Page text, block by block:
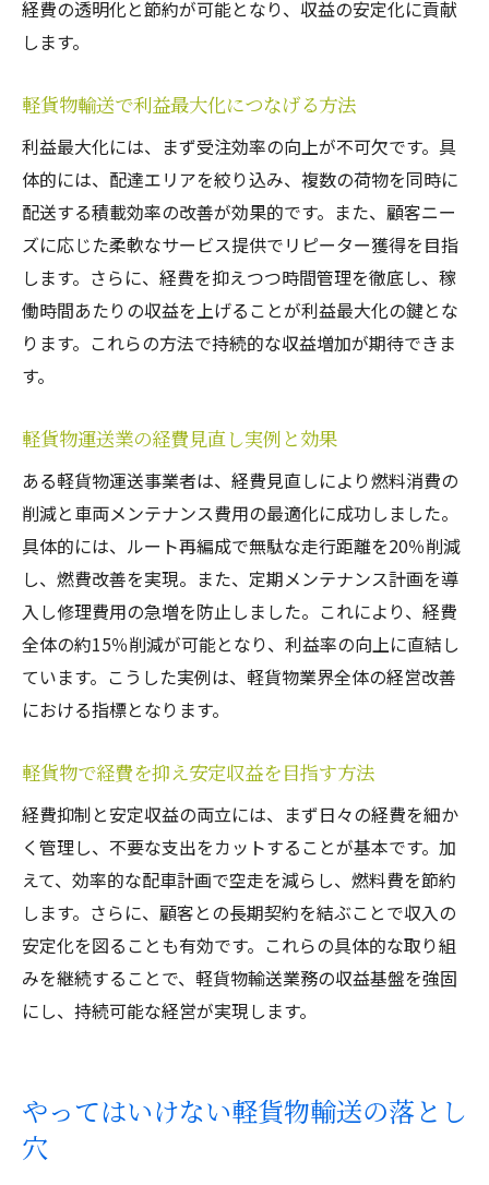
経費の透明化と節約が可能となり、収益の安定化に貢献
します。
軽貨物輸送で利益最大化につなげる方法
利益最大化には、まず受注効率の向上が不可欠です。具
体的には、配達エリアを絞り込み、複数の荷物を同時に
配送する積載効率の改善が効果的です。また、顧客ニー
ズに応じた柔軟なサービス提供でリピーター獲得を目指
します。さらに、経費を抑えつつ時間管理を徹底し、稼
働時間あたりの収益を上げることが利益最大化の鍵とな
ります。これらの方法で持続的な収益増加が期待できま
す。
軽貨物運送業の経費見直し実例と効果
ある軽貨物運送事業者は、経費見直しにより燃料消費の
削減と車両メンテナンス費用の最適化に成功しました。
具体的には、ルート再編成で無駄な走行距離を20％削減
し、燃費改善を実現。また、定期メンテナンス計画を導
入し修理費用の急増を防止しました。これにより、経費
全体の約15％削減が可能となり、利益率の向上に直結し
ています。こうした実例は、軽貨物業界全体の経営改善
における指標となります。
軽貨物で経費を抑え安定収益を目指す方法
経費抑制と安定収益の両立には、まず日々の経費を細か
く管理し、不要な支出をカットすることが基本です。加
えて、効率的な配車計画で空走を減らし、燃料費を節約
します。さらに、顧客との長期契約を結ぶことで収入の
安定化を図ることも有効です。これらの具体的な取り組
みを継続することで、軽貨物輸送業務の収益基盤を強固
にし、持続可能な経営が実現します。
やってはいけない軽貨物輸送の落とし
穴